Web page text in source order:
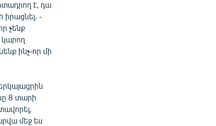
է, դա
-
չենք
կարող
ինչ-որ մի
8 տարի
մեջ ես